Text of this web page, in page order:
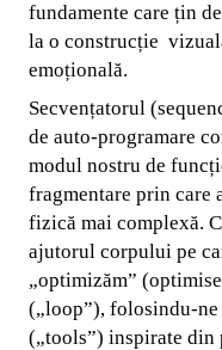
fundamente care țin
la o construcție
emoțională.
Secvențatorul
de auto-programare
modul nostru de
fragmentare prin care
fizică mai complexă.
ajutorul corpului pe
„optimizăm”
(„loop”), folosindu-
(„tools”) inspirate din